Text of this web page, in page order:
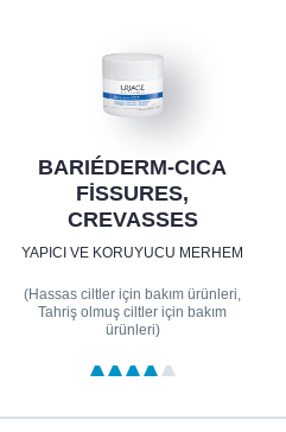
BARIÉDERM-CICA
FISSURES,
CREVASSES
YAPICI VE KORUYUCU MERHEM
(Hassas ciltler için bakım ürünleri,
Tahriş olmuş ciltler için bakım
ürünleri)